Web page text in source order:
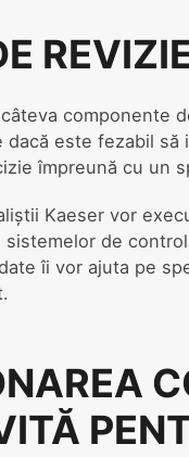
componente
dacă este fezabil
împreună cu un
Kaeser vor
de
îi vor ajuta pe